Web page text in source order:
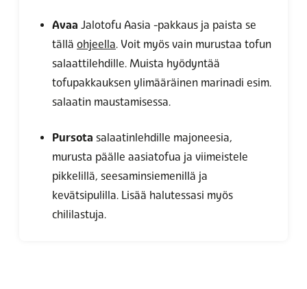
Avaa Jalotofu Aasia -pakkaus ja paista se
tällä ohjeella. Voit myös vain murustaa tofun
salaattilehdille. Muista hyödyntää
tofupakkauksen ylimääräinen marinadi esim.
salaatin maustamisessa.
Pursota salaatinlehdille majoneesia,
murusta päälle aasiatofua ja viimeistele
pikkelillä, seesaminsiemenillä ja
kevätsipulilla. Lisää halutessasi myös
chililastuja.